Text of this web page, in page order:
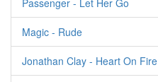
Passenger - Let Her Go
Magic - Rude
Jonathan Clay - Heart On Fire